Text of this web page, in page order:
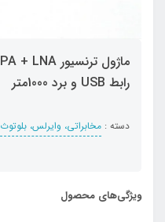
رابط USB و برد 1000متر
دسته : مخابراتی، وایرلس، بلوتوث
ویژگی‌های محصول